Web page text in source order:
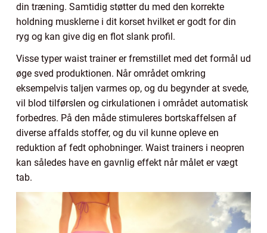
din træning. Samtidig støtter du med den korrekte
holdning musklerne i dit korset hvilket er godt for din
ryg og kan give dig en flot slank profil.
Visse typer waist trainer er fremstillet med det formål ud
øge sved produktionen. Når området omkring
eksempelvis taljen varmes op, og du begynder at svede,
vil blod tilførslen og cirkulationen i området automatisk
forbedres. På den måde stimuleres bortskaffelsen af
diverse affalds stoffer, og du vil kunne opleve en
reduktion af fedt ophobninger. Waist trainers i neopren
kan således have en gavnlig effekt når målet er vægt
tab.